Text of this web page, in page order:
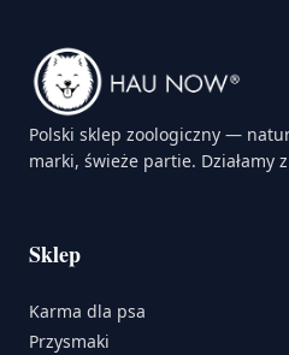
Polski sklep zoologiczny —
marki, świeże partie. Działamy
Sklep
Karma dla psa
Przysmaki